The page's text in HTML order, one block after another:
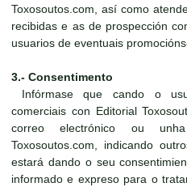
Toxosoutos.com, así como
recibidas e as de prospección
usuarios de eventuais
3.- Consentimento
Infórmase que cando o
comerciais con Editorial
correo electrónico ou
Toxosoutos.com, indicando
estará dando o seu
informado e expreso para o